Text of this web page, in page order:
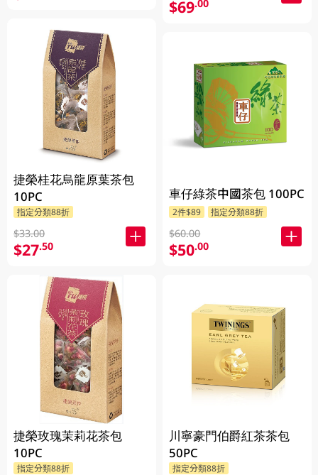
捷榮桂花烏龍原葉茶包
10PC
指定分類88折
$33.00
$27.50
捷榮玫瑰茉莉花茶包
10PC
指定分類88折
$69.00
車仔綠茶中國茶包 100PC
2件$89 指定分類88折
$60.00
$50.00
川寧豪門伯爵紅茶茶包
50PC
指定分類88折